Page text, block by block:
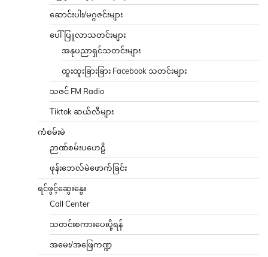
ဆောင်းပါး/မဂ္ဂဇင်းများ
ပေါ်ပြူလာသတင်းများ
အနုပညာရှင်သတင်းများ
ထူးထူးခြားခြား Facebook သတင်းများ
သဇင် FM Radio
Tiktok ဆယ်လီများ
ကံစမ်းမဲ
ဉာဏ်စမ်းပဟေဠိ
ဖုန်းဘေလ်မဲဖောက်ခြင်း
ရင်ဖွင့်ဆွေးနွေး
Call Center
သတင်းစကားပေးပို့ရန်
အမေး/အဖြေကဏ္ဍ